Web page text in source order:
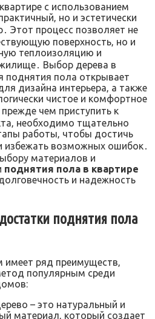
с использованием
но и эстетически
Этот процесс позволяет не
поверхность‚ но и
теплоизоляцию и
Выбор дерева в
поднятия пола открывает
дизайна интерьера‚ а также
чистое и комфортное
чем приступить к
необходимо тщательно
работы‚ чтобы достичь
избежать возможных ошибок․
материалов и
поднятия пола в квартире
и надежность
поднятия пола
ряд преимуществ‚
популярным среди
– это натуральный и
материал‚ который создает